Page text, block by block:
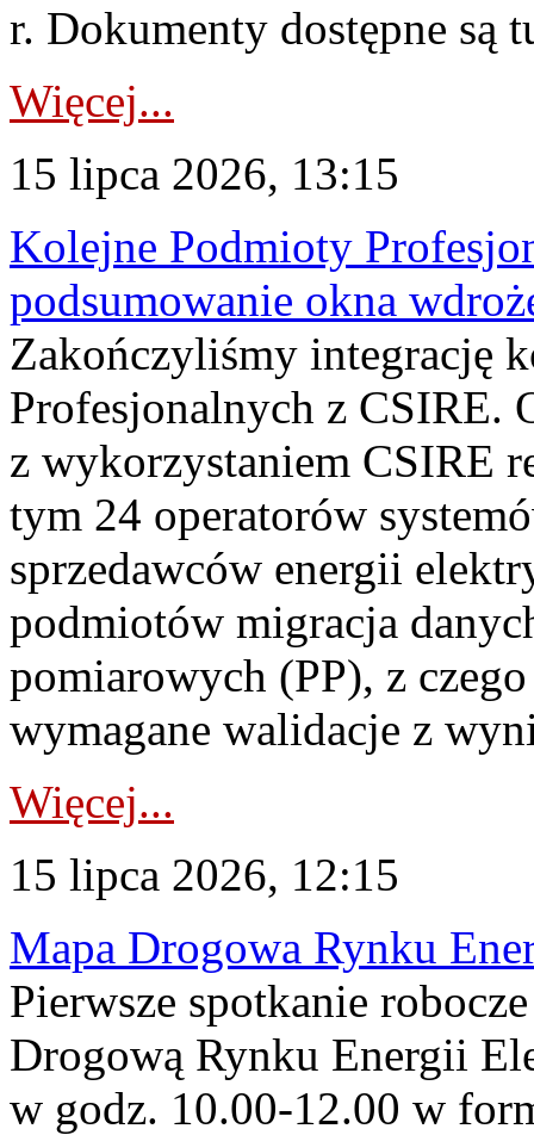
r. Dokumenty dostępne są
Więcej...
15 lipca 2026, 13:15
Kolejne Podmioty
podsumowanie okna
Zakończyliśmy integrację
Profesjonalnych z CSIRE.
z wykorzystaniem CSIRE
tym 24 operatorów
sprzedawców energii
podmiotów migracja
pomiarowych (PP), z
wymagane walidacje z
Więcej...
15 lipca 2026, 12:15
Mapa Drogowa Rynku
Pierwsze spotkanie
Drogową Rynku Energii
w godz. 10.00-12.00 w